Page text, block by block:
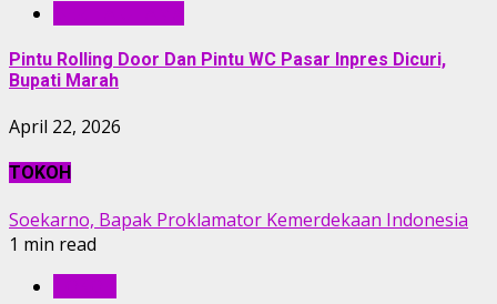
Pintu Rolling Door Dan Pintu WC Pasar Inpres Dicuri,
Bupati Marah
April 22, 2026
TOKOH
Soekarno, Bapak Proklamator Kemerdekaan Indonesia
1 min read